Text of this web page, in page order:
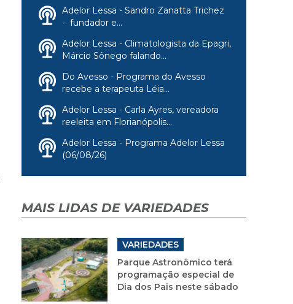
Adelor Lessa - Sandro Zanatta Trichez
- fundador e...
Adelor Lessa - Climatologista da Epagri,
Márcio Sônego falando...
Do Avesso - Programa do Avesso
recebe a terapeuta Léia...
Adelor Lessa - Carla Ayres, vereadora
reeleita em Florianópolis...
Adelor Lessa - Programa Adelor Lessa
(06/08/26)
MAIS LIDAS DE VARIEDADES
VARIEDADES
Parque Astronômico terá
programação especial de
Dia dos Pais neste sábado